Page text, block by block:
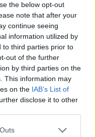
the below opt-out
note that after your
continue seeing
information utilized by
to third parties prior to
out of the further
by third parties on the
This information may
on the IAB’s List of
disclose it to other
και Μαρία
Μύκονο με φόντο